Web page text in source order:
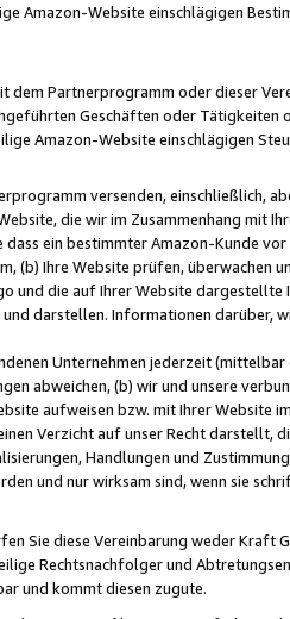
Amazon-Website einschlägigen
Partnerprogramm oder dieser
Geschäften oder Tätigkeiten
Amazon-Website einschlägigen
versenden, einschließlich,
die wir im Zusammenhang mit
ein bestimmter Amazon-Kunde
Ihre Website prüfen, überwachen
und die auf Ihrer Website
darstellen. Informationen darüber,
Unternehmen jederzeit
abweichen, (b) wir und unsere
aufweisen bzw. mit Ihrer Website
Verzicht auf unser Recht darstellt,
Handlungen und
und nur wirksam sind, wenn sie
Sie diese Vereinbarung weder Kraft
Rechtsnachfolger und
und kommt diesen zugute.